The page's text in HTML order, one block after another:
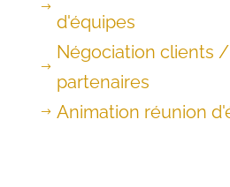
$
d'équipes
$
Négociation clients
partenaires
$ Animation réunion